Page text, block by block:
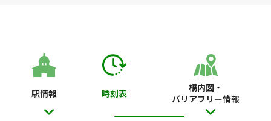
駅情報 時刻表
構内図・
バリアフリー情報